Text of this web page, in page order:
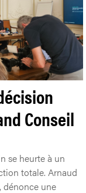
Conseil
se heurte à un
totale. Arnaud
dénonce une